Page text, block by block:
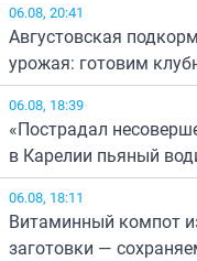
06.08, 20:41
Августовская
урожая: готовим
06.08, 18:39
«Пострадал
в Карелии пьяный
06.08, 18:11
Витаминный компот
заготовки —